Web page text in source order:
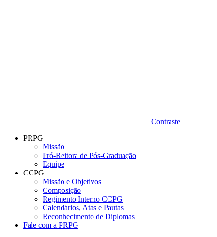
Contraste
PRPG
Missão
Pró-Reitora de Pós-Graduação
Equipe
CCPG
Missão e Objetivos
Composição
Regimento Interno CCPG
Calendários, Atas e Pautas
Reconhecimento de Diplomas
Fale com a PRPG